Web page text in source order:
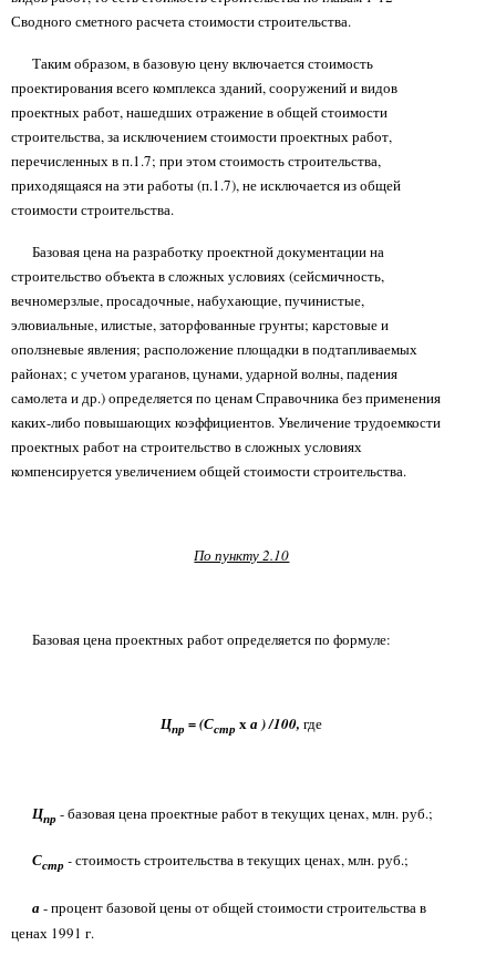
Сводного сметного расчета стоимости строительства.
Таким образом, в базовую цену включается стоимость
проектирования всего комплекса зданий, сооружений и видов
проектных работ, нашедших отражение в общей стоимости
строительства, за исключением стоимости проектных работ,
перечисленных в п.1.7; при этом стоимость строительства,
приходящаяся на эти работы (п.1.7), не исключается из общей
стоимости строительства.
Базовая цена на разработку проектной документации на
строительство объекта в сложных условиях (сейсмичность,
вечномерзлые, просадочные, набухающие, пучинистые,
элювиальные, илистые, заторфованные грунты; карстовые и
оползневые явления; расположение площадки в подтапливаемых
районах; с учетом ураганов, цунами, ударной волны, падения
самолета и др.) определяется по ценам Справочника без применения
каких-либо повышающих коэффициентов. Увеличение трудоемкости
проектных работ на строительство в сложных условиях
компенсируется увеличением общей стоимости строительства.
По пункту 2.10
Базовая цена проектных работ определяется по формуле:
Цпр= (Сстр х a ) /100, где
Цпр- базовая цена проектные работ в текущих ценах, млн. руб.;
Сстр-стоимость строительства в текущих ценах, млн. руб.;
a - процент базовой цены от общей стоимости строительства в
ценах 1991 г.